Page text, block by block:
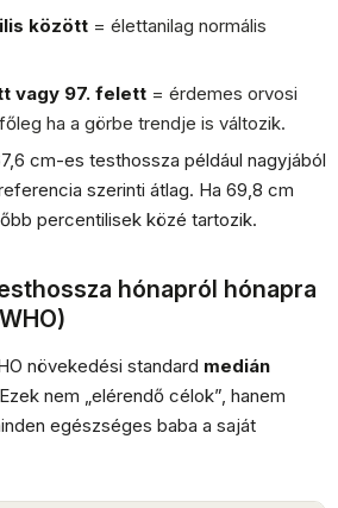
között = élettanilag normális
vagy 97. felett = érdemes orvosi
ha a görbe trendje is változik.
cm-es testhossza például nagyjából
szerinti átlag. Ha 69,8 cm
percentilisek közé tartozik.
hónapról hónapra
növekedési standard medián
nem „elérendő célok”, hanem
egészséges baba a saját